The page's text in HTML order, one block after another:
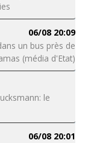
06/08 20:09
un bus près de
(média d'Etat)
le
06/08 20:01